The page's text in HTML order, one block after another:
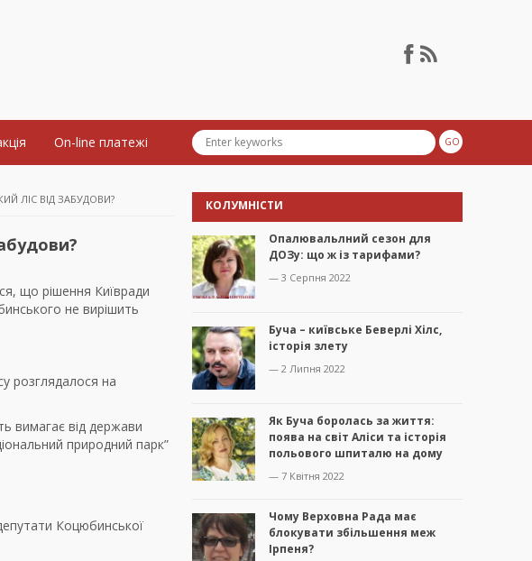
On-line платежі
ЛІС ВІД ЗАБУДОВИ?
що рішення Київради
не вирішить
розглядалося на
вимагає від держави
природний парк”
Коцюбинської
КОЛУМНІСТИ
Опалювальлний сезон для
ДОЗу: що ж із тарифами?
— 3 Серпня 2022
Буча – київське Беверлі Хілс,
історія злету
— 2 Липня 2022
Як Буча боролась за життя:
поява на світ Аліси та історія
польового шпиталю на дому
— 7 Квітня 2022
Чому Верховна Рада має
блокувати збільшення меж
Ірпеня?